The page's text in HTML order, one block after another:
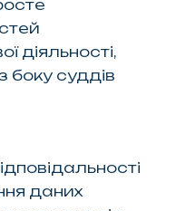
діяльності,
боку суддів
даних